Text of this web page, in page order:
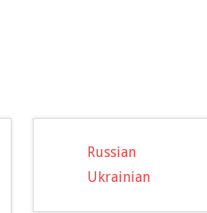
Russian
Ukrainian